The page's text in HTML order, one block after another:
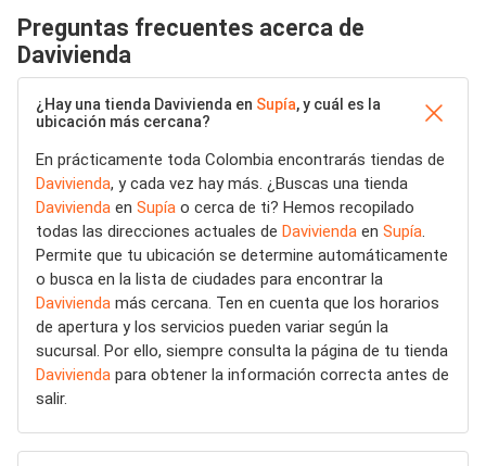
Preguntas frecuentes acerca de
Davivienda
¿Hay una tienda Davivienda en Supía, y cuál es la
ubicación más cercana?
En prácticamente toda Colombia encontrarás tiendas de
Davivienda, y cada vez hay más. ¿Buscas una tienda
Davivienda en Supía o cerca de ti? Hemos recopilado
todas las direcciones actuales de Davivienda en Supía.
Permite que tu ubicación se determine automáticamente
o busca en la lista de ciudades para encontrar la
Davivienda más cercana. Ten en cuenta que los horarios
de apertura y los servicios pueden variar según la
sucursal. Por ello, siempre consulta la página de tu tienda
Davivienda para obtener la información correcta antes de
salir.